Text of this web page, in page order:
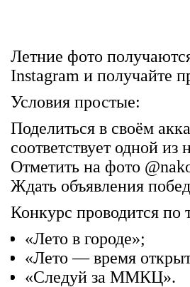
Летние фото
Instagram и получайте
Условия простые:
Поделиться в своём
соответствует одной
Отметить на фото
Ждать объявления
Конкурс проводится
«Лето в городе»;
«Лето — время
«Следуй за ММКЦ».